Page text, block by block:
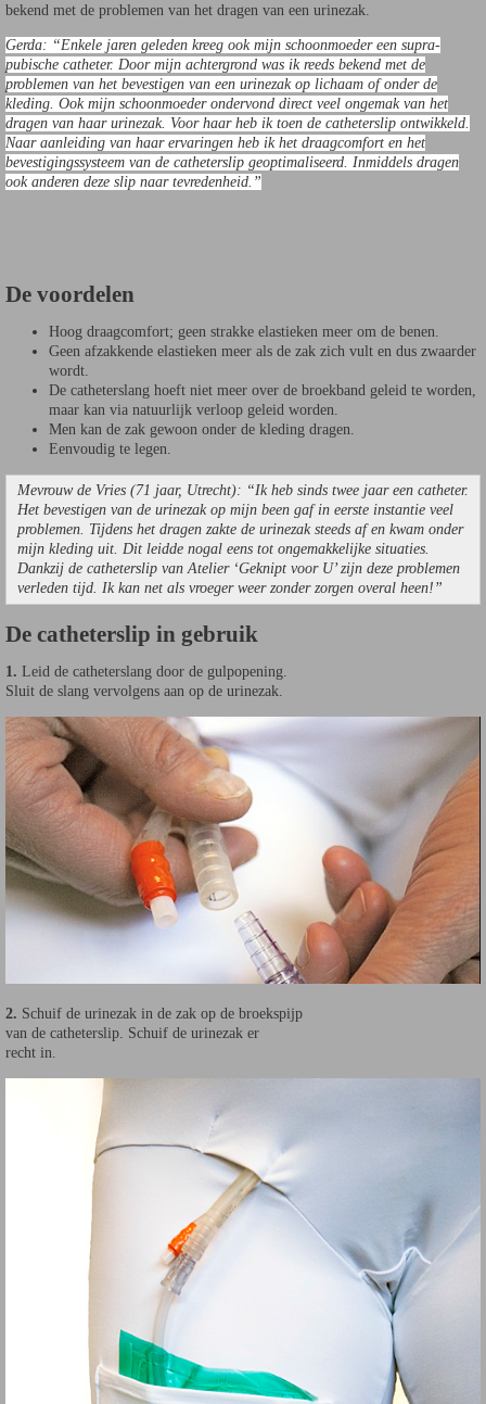
bekend met de problemen van het dragen van een urinezak.
Gerda: “Enkele jaren geleden kreeg ook mijn schoonmoeder een supra-
pubische catheter. Door mijn achtergrond was ik reeds bekend met de
problemen van het bevestigen van een urinezak op lichaam of onder de
kleding. Ook mijn schoonmoeder ondervond direct veel ongemak van het
dragen van haar urinezak. Voor haar heb ik toen de catheterslip ontwikkeld.
Naar aanleiding van haar ervaringen heb ik het draagcomfort en het
bevestigingssysteem van de catheterslip geoptimaliseerd. Inmiddels dragen
ook anderen deze slip naar tevredenheid.”
De voordelen
Hoog draagcomfort; geen strakke elastieken meer om de benen.
Geen afzakkende elastieken meer als de zak zich vult en dus zwaarder
wordt.
De catheterslang hoeft niet meer over de broekband geleid te worden,
maar kan via natuurlijk verloop geleid worden.
Men kan de zak gewoon onder de kleding dragen.
Eenvoudig te legen.
Mevrouw de Vries (71 jaar, Utrecht): “Ik heb sinds twee jaar een catheter.
Het bevestigen van de urinezak op mijn been gaf in eerste instantie veel
problemen. Tijdens het dragen zakte de urinezak steeds af en kwam onder
mijn kleding uit. Dit leidde nogal eens tot ongemakkelijke situaties.
Dankzij de catheterslip van Atelier ‘Geknipt voor U’ zijn deze problemen
verleden tijd. Ik kan net als vroeger weer zonder zorgen overal heen!”
De catheterslip in gebruik
1. Leid de catheterslang door de gulpopening.
Sluit de slang vervolgens aan op de urinezak.
2. Schuif de urinezak in de zak op de broekspijp
van de catheterslip. Schuif de urinezak er
recht in.